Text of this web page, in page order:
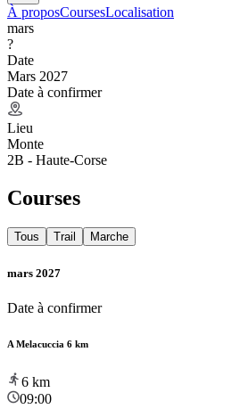
À proposCoursesLocalisation
mars
?
Date
Mars 2027
Date à confirmer
Lieu
Monte
2B - Haute-Corse
Courses
Tous Trail Marche
mars 2027
Date à confirmer
A Melacuccia 6 km
6 km
09:00